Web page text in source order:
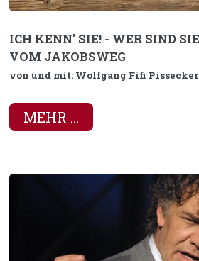
ICH KENN' SIE! - WER SIND
VOM JAKOBSWEG
von und mit: Wolfgang Fifi Pissecker
MEHR ...